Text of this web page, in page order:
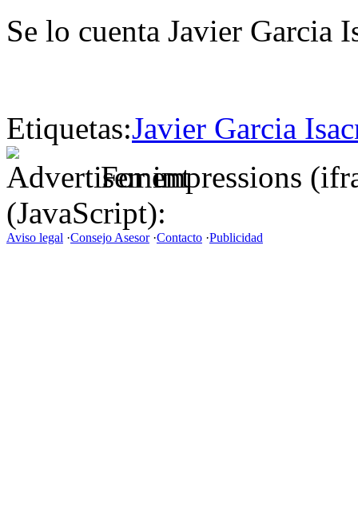
Se lo cuenta Javier Garcia
Etiquetas:Javier Garcia Isac
For impressions
(JavaScript):
Aviso legal ·Consejo Asesor·Contacto ·Publicidad